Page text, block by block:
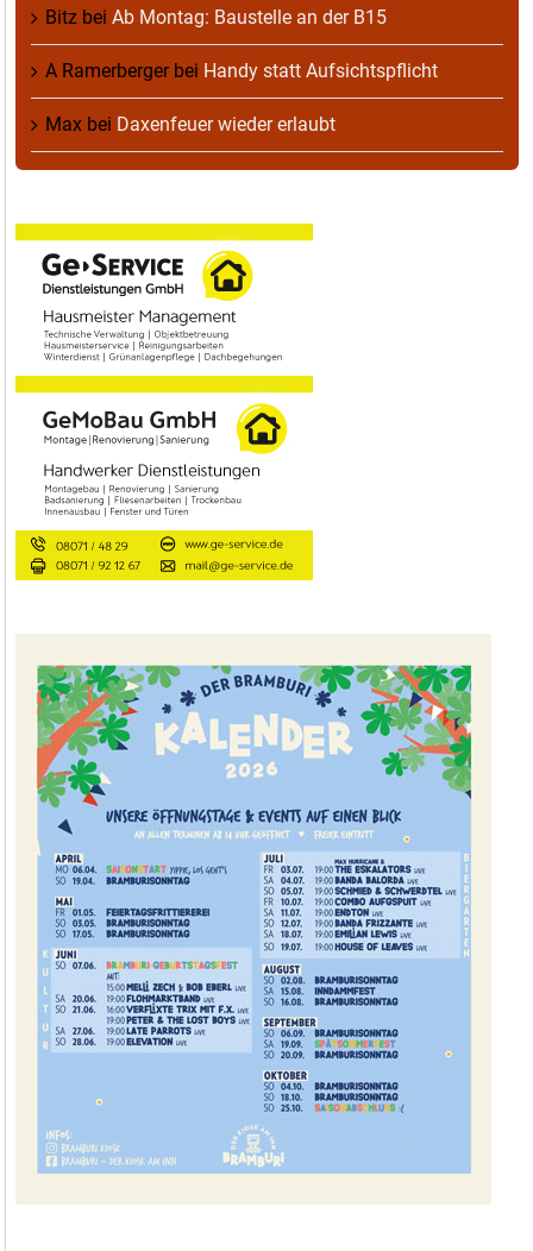
Bitz bei Ab Montag: Baustelle an der B15
A Ramerbergerbei Handy statt Aufsichtspflicht
Max bei Daxenfeuer wieder erlaubt